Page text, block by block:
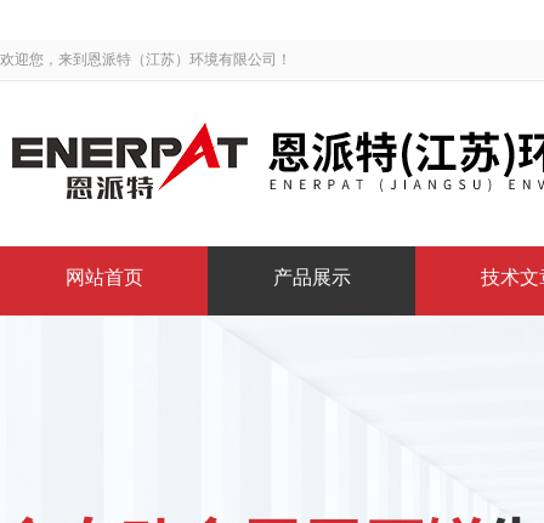
欢迎您，来到恩派特（江苏）环境有限公司！
网站首页 产品展示 技术文